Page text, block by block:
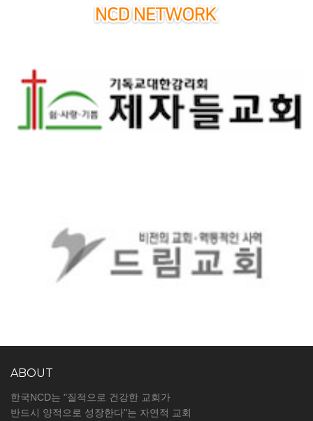
ABOUT
한국NCD는 "질적으로 건강한 교회가
반드시 양적으로 성장한다"는 자연적 교회